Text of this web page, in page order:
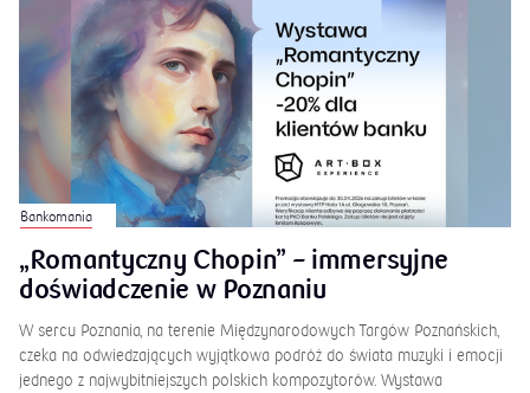
Bankomania
„Romantyczny Chopin” – immersyjne
doświadczenie w Poznaniu
W sercu Poznania, na terenie Międzynarodowych Targów Poznańskich,
czeka na odwiedzających wyjątkowa podróż do świata muzyki i emocji
jednego z najwybitniejszych polskich kompozytorów. Wystawa